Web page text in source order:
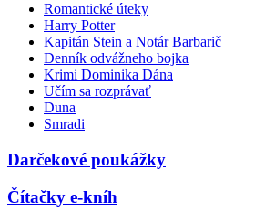
Romantické úteky
Harry Potter
Kapitán Stein a Notár Barbarič
Denník odvážneho bojka
Krimi Dominika Dána
Učím sa rozprávať
Duna
Smradi
Darčekové poukážky
Čítačky e-kníh